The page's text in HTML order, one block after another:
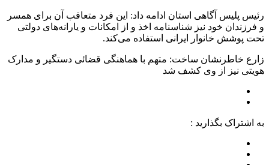
رئیس پلیس آگاهی استان ادامه داد: این فرد متعاقب آن برای همسر
و فرزندان خود نیز شناسنامه اخذ و از امکانات و یارانه‌های دولتی
تحت پوشش خانوار ایرانی استفاده می‌کند.
زارع خاطرنشان ساخت: متهم با هماهنگی قضائی دستگیر و مدارک
هویتی نیز از وی کشف شد
به اشتراک بگذارید :